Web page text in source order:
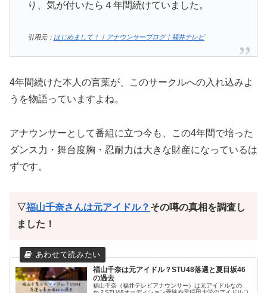
り、気が付いたら４年間続けていました。
引用元： はじめまして！｜アナウンサーブログ｜福井テレビ
4年間続けた本人の言葉が、このサークルへの入れ込みよ
うを物語っていますよね。
アナウンサーとして番組に立つ今も、この4年間で培った
ダンス力・舞台度胸・忍耐力は大きな財産になっているは
ずです。
▽福山千奈さんは元アイドル？ その噂の真相を調査し
ました！
福山千奈は元アイドル？STU48落選と夏目坂46
の過去
福山千奈（福井テレビアナウンサー）は元アイドルなの